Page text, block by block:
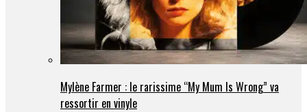
Mylène Farmer : le rarissime “My Mum Is Wrong” va
ressortir en vinyle